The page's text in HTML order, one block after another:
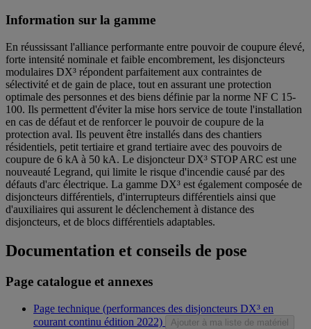
Information sur la gamme
En réussissant l'alliance performante entre pouvoir de coupure élevé,
forte intensité nominale et faible encombrement, les disjoncteurs
modulaires DX³ répondent parfaitement aux contraintes de
sélectivité et de gain de place, tout en assurant une protection
optimale des personnes et des biens définie par la norme NF C 15-
100. Ils permettent d'éviter la mise hors service de toute l'installation
en cas de défaut et de renforcer le pouvoir de coupure de la
protection aval. Ils peuvent être installés dans des chantiers
résidentiels, petit tertiaire et grand tertiaire avec des pouvoirs de
coupure de 6 kA à 50 kA. Le disjoncteur DX³ STOP ARC est une
nouveauté Legrand, qui limite le risque d'incendie causé par des
défauts d'arc électrique. La gamme DX³ est également composée de
disjoncteurs différentiels, d'interrupteurs différentiels ainsi que
d'auxiliaires qui assurent le déclenchement à distance des
disjoncteurs, et de blocs différentiels adaptables.
Documentation et conseils de pose
Page catalogue et annexes
Page technique (performances des disjoncteurs DX³ en
courant continu édition 2022)
Ajouter à ma liste de matériel